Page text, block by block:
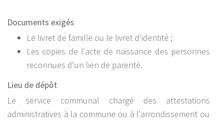
Documents exigés
Le livret de famille ou le livret d'identité ;
Les copies de l'acte de naissance des personnes
reconnues d'un lien de parenté.
Lieu de dépôt
Le service communal chargé des attestations
administratives à la commune ou à l'arrondissement ou